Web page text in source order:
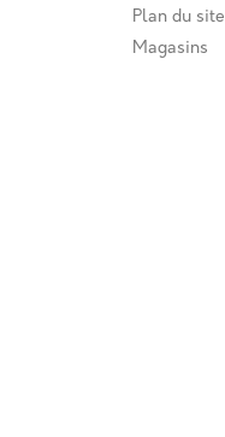
Plan du site
Magasins